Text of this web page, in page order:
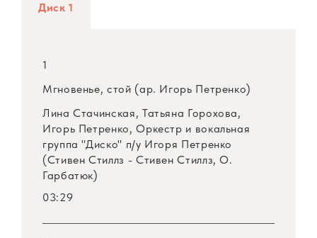
Диск 1
1
Мгновенье, стой (ар. Игорь Петренко)
Лина Стачинская, Татьяна Горохова,
Игорь Петренко, Оркестр и вокальная
группа "Диско" п/у Игоря Петренко
(Стивен Стиллз - Стивен Стиллз, О.
Гарбатюк)
03:29